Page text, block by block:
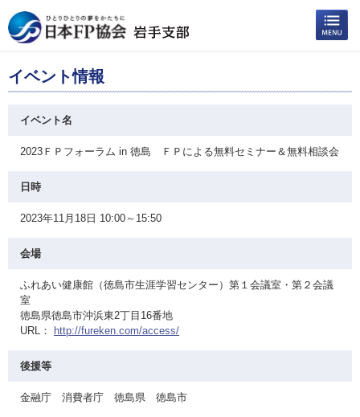
イベント情報
イベント名
2023ＦＰフォーラム in 徳島 ＦＰによる無料セミナー＆無料相談会
日時
2023年11月18日 10:00～15:50
会場
ふれあい健康館（徳島市生涯学習センター）第１会議室・第２会議
室
徳島県徳島市沖浜東2丁目16番地
URL：
http://fureken.com/access/
後援等
金融庁 消費者庁 徳島県 徳島市